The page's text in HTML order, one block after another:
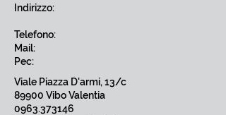
Indirizzo:
Telefono:
Mail:
Pec:
Viale Piazza D'armi, 13/c
89900 Vibo Valentia
0963.373146